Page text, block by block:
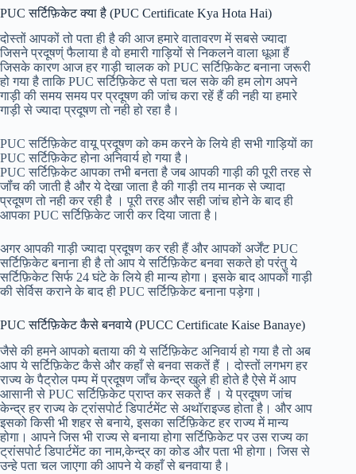
PUC सर्टिफ़िकेट क्या है (PUC Certificate Kya Hota Hai)
दोस्तों आपकों तो पता ही है की आज हमारे वातावरण में सबसे ज्यादा
जिसने प्रदूषण्ं फैलाया है वो हमारी गाड़ियों से निकलने वाला धूआ हैं
जिसके कारण आज हर गाड़ी चालक को PUC सर्टिफ़िकेट बनाना जरूरी
हो गया है ताकि PUC सर्टिफ़िकेट से पता चल सके की हम लोग अपने
गाड़ी की समय समय पर प्रदूषण की जांच करा रहें हैं की नही या हमारे
गाड़ी से ज्यादा प्रदूषण तो नही हो रहा है।
PUC सर्टिफ़िकेट वायू प्रदूषण को कम करने के लिये ही सभी गाड़ियों का
PUC सर्टिफ़िकेट होना अनिवार्य हो गया है।
PUC सर्टिफ़िकेट आपका तभी बनता है जब आपकी गाड़ी की पूरी तरह से
जॉंच की जाती है और ये देखा जाता है की गाड़ी तय मानक से ज्यादा
प्रदूषण तो नही कर रही है । पूरी तरह और सही जांच होने के बाद ही
आपका PUC सर्टिफ़िकेट जारी कर दिया जाता है।
अगर आपकी गाड़ी ज्यादा प्रदूषण कर रही हैं और आपकों अर्जेंट PUC
सर्टिफ़िकेट बनाना ही है तो आप ये सर्टिफ़िकेट बनवा सकते हो परंतु ये
सर्टिफ़िकेट सिर्फ 24 घंटे के लिये ही मान्य होगा। इसके बाद आपकों गाड़ी
की सेर्विस कराने के बाद ही PUC सर्टिफ़िकेट बनाना पड़ेगा।
PUC सर्टिफ़िकेट कैसे बनवाये (PUCC Certificate Kaise Banaye)
जैसे की हमने आपको बताया की ये सर्टिफ़िकेट अनिवार्य हो गया है तो अब
आप ये सर्टिफ़िकेट कैसे और कहाँ से बनवा सकतें हैं । दोस्तों लगभग हर
राज्य के पैट्रोल पम्प में प्रदूषण जाँच केन्द्र खुले ही होते है ऐसे में आप
आसानी से PUC सर्टिफ़िकेट प्राप्त कर सकते हैं । ये प्रदूषण जांच
केन्द्र हर राज्य के ट्रांसपोर्ट डिपार्टमेंट से अथॉराइज्ड होता है। और आप
इसको किसी भी शहर से बनाये, इसका सर्टिफ़िकेट हर राज्य में मान्य
होगा। आपने जिस भी राज्य से बनाया होगा सर्टिफ़िकेट पर उस राज्य का
ट्रांसपोर्ट डिपार्टमेंट का नाम,केन्द्र का कोड और पता भी होगा। जिस से
उन्हे पता चल जाएगा की आपने ये कहाँ से बनवाया है।